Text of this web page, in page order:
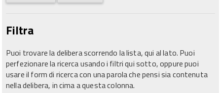
Filtra
Puoi trovare la delibera scorrendo la lista, qui al lato. Puoi
perfezionare la ricerca usando i filtri qui sotto, oppure puoi
usare il form di ricerca con una parola che pensi sia contenuta
nella delibera, in cima a questa colonna.